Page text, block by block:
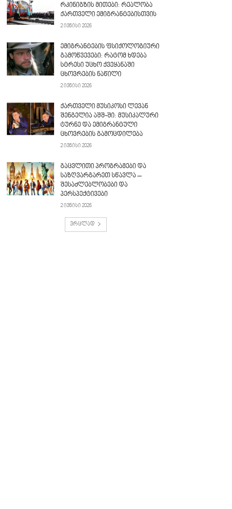
რკინიგზის მითები: რეალობა
ქართველი ემიგრანტებისთვის
2 ივნისი 2026
ემიგრანტების ფსიქოლოგიური
გამოწვევები: რატომ ხდება
სტრესი უცხო ქვეყანაში
ცხოვრების ნაწილი
2 ივნისი 2026
ქართველი მუსიკოსი ლევან
შენგელია აშშ-ში: მუსიკალური
ტურნე და ემიგრანტული
ცხოვრების გამოცდილება
2 ივნისი 2026
გაცვლითი პროგრამები და
საზღვარგარეთ სწავლა –
შესაძლებლობები და
პერსპექტივები
2 ივნისი 2026
ვრცლად